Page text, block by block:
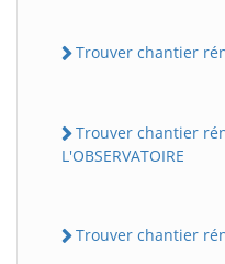
Trouver chantier
Trouver chantier
L'OBSERVATOIRE
Trouver chantier